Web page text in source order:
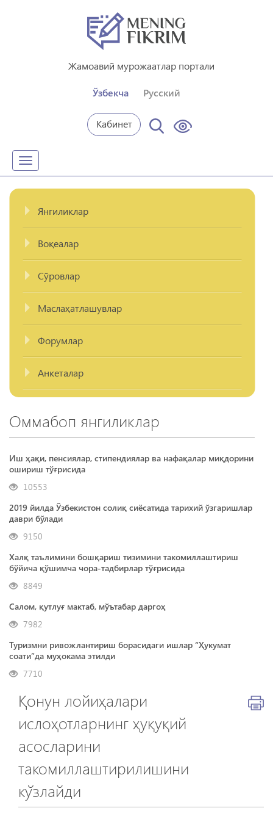
Жамоавий мурожаатлар портали
Ўзбекча Русский
Кабинет
Toggle
navigation
Янгиликлар
Воқеалар
Сўровлар
Маслаҳатлашувлар
Форумлар
Анкеталар
Оммабоп янгиликлар
Иш ҳақи, пенсиялар, стипендиялар ва нафақалар миқдорини
ошириш тўғрисида
10553
2019 йилда Ўзбекистон солиқ сиёсатида тарихий ўзгаришлар
даври бўлади
9150
Халқ таълимини бошқариш тизимини такомиллаштириш
бўйича қўшимча чора-тадбирлар тўғрисида
8849
Салом, қутлуғ мактаб, мўътабар даргоҳ
7982
Туризмни ривожлантириш борасидаги ишлар “Ҳукумат
соати”да муҳокама этилди
7710
Қонун лойиҳалари
ислоҳотларнинг ҳуқуқий
асосларини
такомиллаштирилишини
кўзлайди